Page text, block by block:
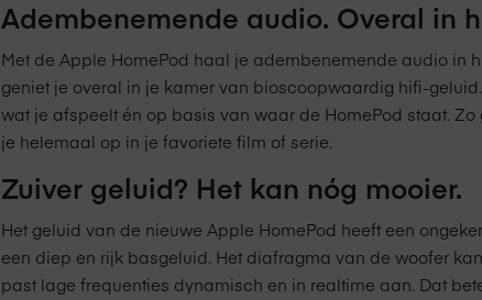
Adembenemende audio. Overal in
Met de Apple HomePod haal je adembenemende audio in
geniet je overal in je kamer van bioscoopwaardig hifi-
wat je afspeelt én op basis van waar de HomePod staat.
je helemaal op in je favoriete film of serie.
Zuiver geluid? Het kan nóg mooier.
Het geluid van de nieuwe Apple HomePod heeft een
een diep en rijk basgeluid. Het diafragma van de woofer
past lage frequenties dynamisch en in realtime aan. Dat